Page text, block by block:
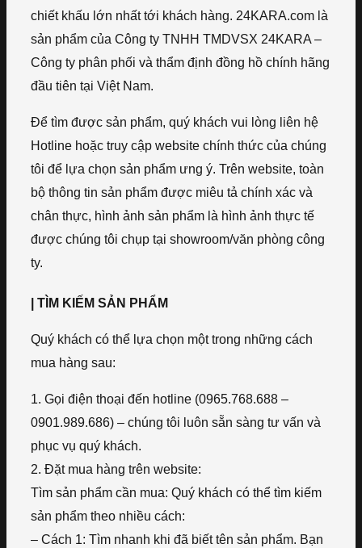
chiết khấu lớn nhất tới khách hàng. 24KARA.com là
sản phẩm của Công ty TNHH TMDVSX 24KARA –
Công ty phân phối và thẩm định đồng hồ chính hãng
đầu tiên tại Việt Nam.
Để tìm được sản phẩm, quý khách vui lòng liên hệ
Hotline hoặc truy cập website chính thức của chúng
tôi để lựa chọn sản phẩm ưng ý. Trên website, toàn
bộ thông tin sản phẩm được miêu tả chính xác và
chân thực, hình ảnh sản phẩm là hình ảnh thực tế
được chúng tôi chụp tại showroom/văn phòng công
ty.
| TÌM KIẾM SẢN PHẨM
Quý khách có thể lựa chọn một trong những cách
mua hàng sau:
1. Gọi điện thoại đến hotline (0965.768.688 –
0901.989.686) – chúng tôi luôn sẵn sàng tư vấn và
phục vụ quý khách.
2. Đặt mua hàng trên website:
Tìm sản phẩm cần mua: Quý khách có thể tìm kiếm
sản phẩm theo nhiều cách:
– Cách 1: Tìm nhanh khi đã biết tên sản phẩm. Bạn